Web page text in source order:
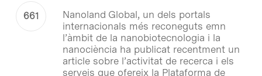
Nanoland Global, un dels portals
internacionals més reconeguts emn
l’àmbit de la nanobiotecnologia i la
nanociència ha publicat recentment un
article sobre l’activitat de recerca i els
serveis que ofereix la Plataforma de